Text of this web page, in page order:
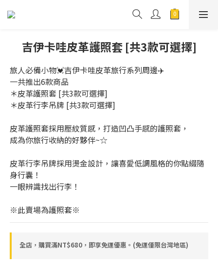
吉伊卡哇皮革護照套 [共3款可選擇]
旅人必備小物💓吉伊卡哇皮革旅行系列周邊✈️
一共推出6款商品
＊皮革護照套 [共3款可選擇]
＊皮革行李吊牌 [共3款可選擇]
皮革護照套採用壓紋質感，打造凹凸手感的護照套，
成為你旅行收納的好夥伴~☆
皮革行李吊牌採用燙金設計，讓喜愛低調風格的你點綴隨
身行囊！
一眼辨識找出行李！
※此賣場為護照套※
全店，購買滿NT$680，即享免運優惠。(免運僅限台灣地區)